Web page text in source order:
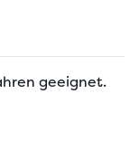
geeignet.